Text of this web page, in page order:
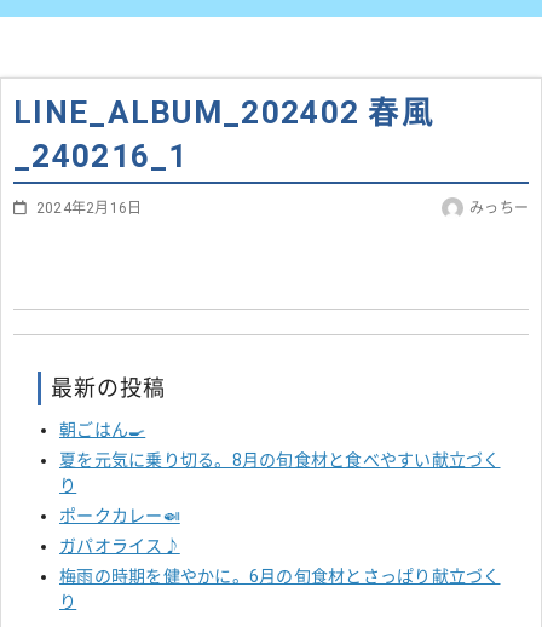
LINE_ALBUM_202402 春風
_240216_1
2024年2月16日 みっちー
最新の投稿
朝ごはん🍳
夏を元気に乗り切る。8月の旬食材と食べやすい献立づく
り
ポークカレー🍛
ガパオライス♪
梅雨の時期を健やかに。6月の旬食材とさっぱり献立づく
り